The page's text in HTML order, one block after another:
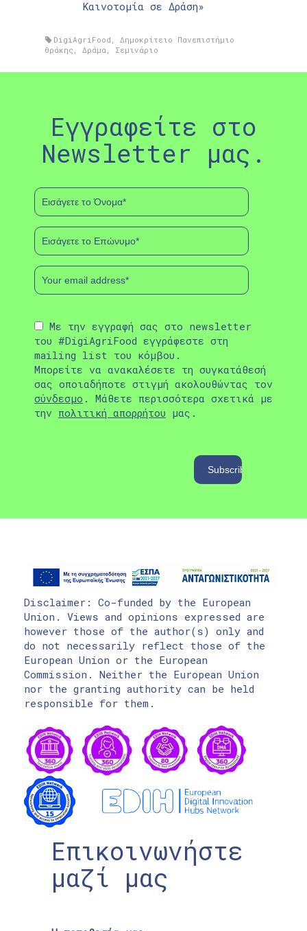
Καινοτομία σε Δράση»
DigiAgriFood ,Δημοκρίτειο Πανεπιστήμιο
Θράκης
Δράμα Σεμινάριο
Εγγραφείτε στο
Newsletter μας.
Με την εγγραφή σας στο newsletter
του #DigiAgriFood εγγράφεστε στη
mailing list του κόμβου.
Μπορείτε να ανακαλέσετε τη συγκατάθεσή
σας οποιαδήποτε στιγμή ακολουθώντας τον
σύνδεσμο . Μάθετε περισσότερα σχετικά με
την πολιτική απορρήτου μας.
Disclaimer: Co-funded by the European
Union. Views and opinions expressed are
however those of the author(s) only and
do not necessarily reflect those of the
European Union or the European
Commission. Neither the European Union
nor the granting authority can be held
responsible for them.
Επικοινωνήστε
μαζί μας